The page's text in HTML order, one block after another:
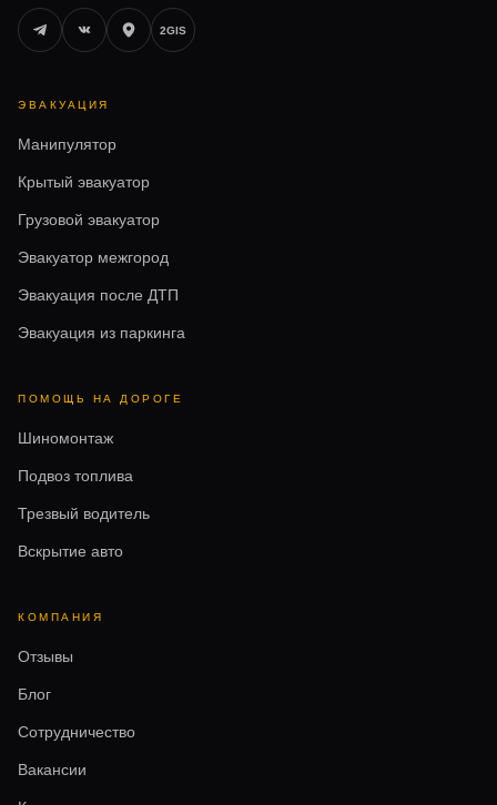
2GIS
ЭВАКУАЦИЯ
Манипулятор
Крытый эвакуатор
Грузовой эвакуатор
Эвакуатор межгород
Эвакуация после ДТП
Эвакуация из паркинга
ПОМОЩЬ НА ДОРОГЕ
Шиномонтаж
Подвоз топлива
Трезвый водитель
Вскрытие авто
КОМПАНИЯ
Отзывы
Блог
Сотрудничество
Вакансии